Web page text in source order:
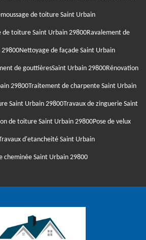
de toiture Saint Urbain
de toiture Saint Urbain 29800Ravalement de
29800Nettoyage de façade Saint Urbain
de gouttièresSaint Urbain 29800Rénovation
29800Traitement de charpente Saint Urbain
Saint Urbain 29800Travaux de zinguerie Saint
de toiture Saint Urbain 29800Pose de velux
d'etancheité Saint Urbain
cheminée Saint Urbain 29800